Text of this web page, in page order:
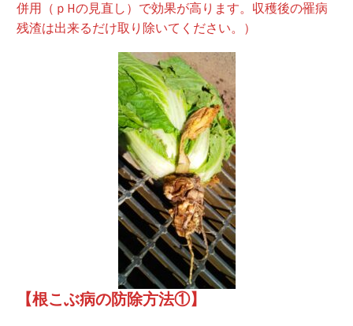
併用（ｐHの見直し）で効果が高ります。収穫後の罹病
残渣は出来るだけ取り除いてください。）
【根こぶ病の防除方法①】